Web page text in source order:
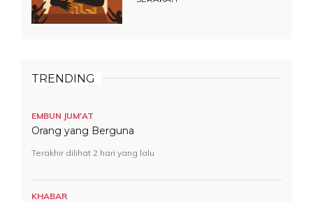
TRENDING
EMBUN JUM'AT
Orang yang Berguna
Terakhir dilihat 2 hari yang lalu
KHABAR